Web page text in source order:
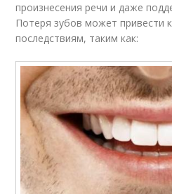
произнесения речи и даже
Потеря зубов может привести
последствиям, таким как: